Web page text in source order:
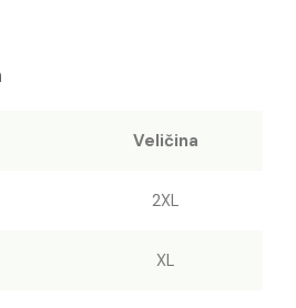
Veličina
2XL
XL